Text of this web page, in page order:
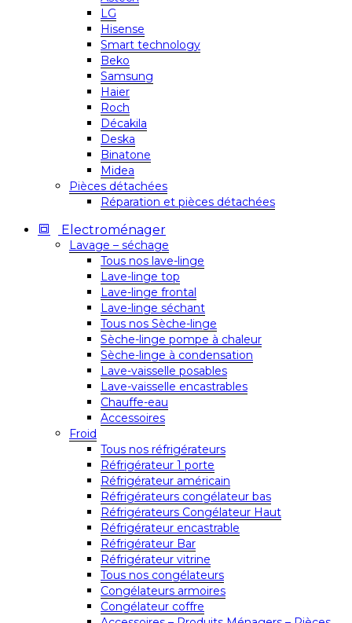
LG
Hisense
Smart technology
Beko
Samsung
Haier
Roch
Décakila
Deska
Binatone
Midea
Pièces détachées
Réparation et pièces détachées
Electroménager
Lavage – séchage
Tous nos lave-linge
Lave-linge top
Lave-linge frontal
Lave-linge séchant
Tous nos Sèche-linge
Sèche-linge pompe à chaleur
Sèche-linge à condensation
Lave-vaisselle posables
Lave-vaisselle encastrables
Chauffe-eau
Accessoires
Froid
Tous nos réfrigérateurs
Réfrigérateur 1 porte
Réfrigérateur américain
Réfrigérateurs congélateur bas
Réfrigérateurs Congélateur Haut
Réfrigérateur encastrable
Réfrigérateur Bar
Réfrigérateur vitrine
Tous nos congélateurs
Congélateurs armoires
Congélateur coffre